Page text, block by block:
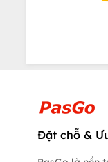
Đặt chỗ &